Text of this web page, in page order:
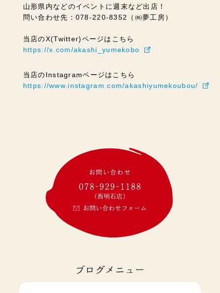
山形県内などのイベントに週末など出店！
問い合わせ先：078-220-8352（㈱夢工房）
当店のX(Twitter)ページはこちら
https://x.com/akashi_yumekobo
当店のInstagramページはこちら
https://www.instagram.com/akashiyumekoubou/
お問い合わせ
078-929-1188
(西明石店)
お問い合わせフォーム
ブログメニュー